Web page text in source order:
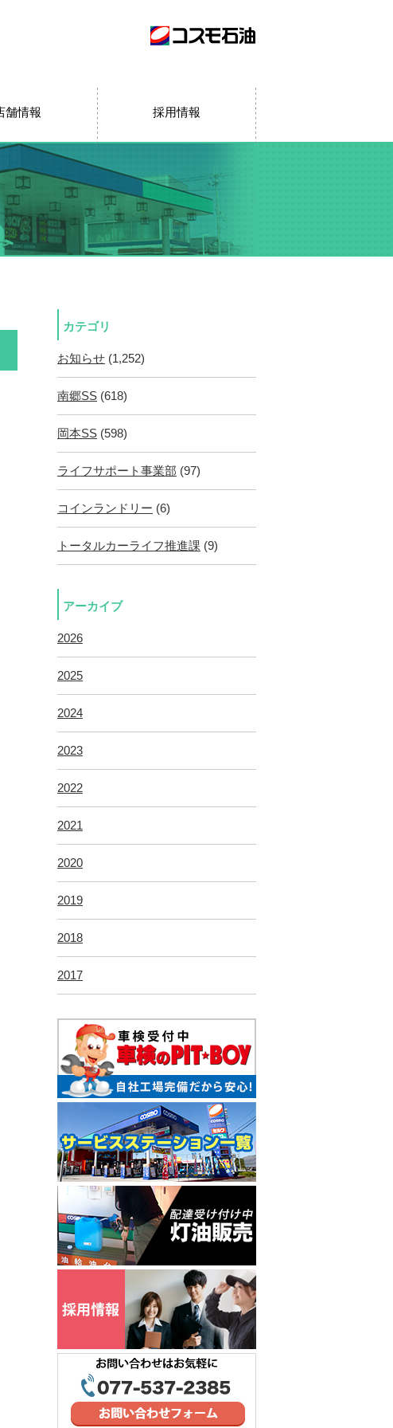
舗情報 採用情報
カテゴリ
お知らせ (1,252)
南郷SS (618)
岡本SS (598)
ライフサポート事業部 (97)
コインランドリー (6)
トータルカーライフ推進課 (9)
アーカイブ
2026
2025
2024
2023
2022
2021
2020
2019
2018
2017